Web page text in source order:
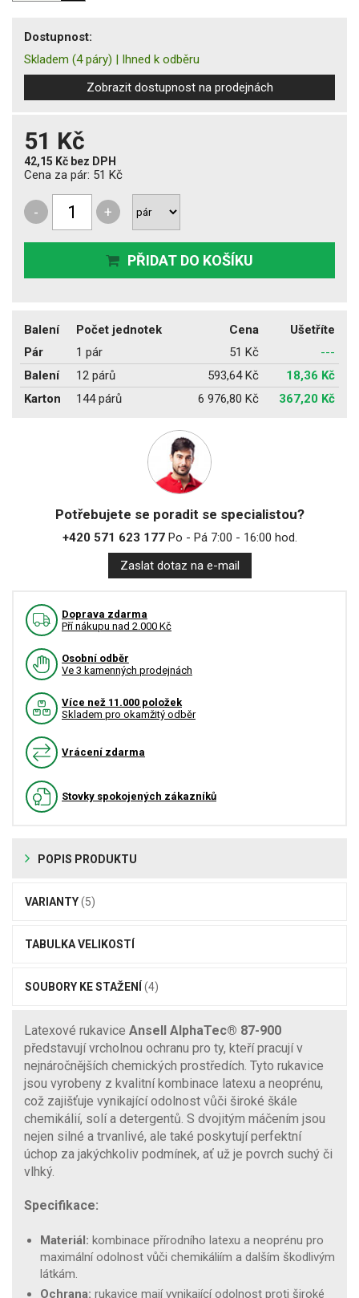
Dostupnost:
Skladem (4 páry) | Ihned k odběru
Zobrazit dostupnost na prodejnách
51 Kč
42,15 Kč bez DPH
Cena za pár: 51 Kč
- +
PŘIDAT DO KOŠÍKU
Balení Počet jednotek Cena
Ušetříte
Pár
1 pár 51 Kč
---
Balení
12 párů 593,64 Kč
18,36 Kč
Karton
144 párů 6 976,80 Kč 367,20 Kč
Potřebujete se poradit se specialistou?
+420 571 623 177Po - Pá 7:00 - 16:00 hod.
Zaslat dotaz na e-mail
Doprava zdarma
Pří nákupu nad 2.000 Kč
Osobní odběr
Ve 3 kamenných prodejnách
Více než 11.000 položek
Skladem pro okamžitý odběr
Vrácení zdarma
Stovky spokojených zákazníků
POPIS PRODUKTU
VARIANTY(5)
TABULKA VELIKOSTÍ
SOUBORY KE STAŽENÍ (4)
Latexové rukavice Ansell AlphaTec® 87-900
představují vrcholnou ochranu pro ty, kteří pracují v
nejnáročnějších chemických prostředích. Tyto rukavice
jsou vyrobeny z kvalitní kombinace latexu a neoprénu,
což zajišťuje vynikající odolnost vůči široké škále
chemikálií, solí a detergentů. S dvojitým máčením jsou
nejen silné a trvanlivé, ale také poskytují perfektní
úchop za jakýchkoliv podmínek, ať už je povrch suchý či
vlhký.
Specifikace:
Materiál: kombinace přírodního latexu a neoprénu pro
maximální odolnost vůči chemikáliím a dalším škodlivým
látkám.
Ochrana: rukavice mají vynikající odolnost proti široké